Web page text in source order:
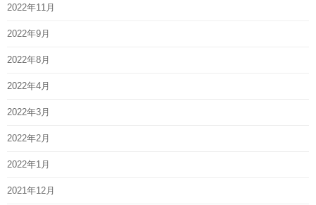
2022年11月
2022年9月
2022年8月
2022年4月
2022年3月
2022年2月
2022年1月
2021年12月